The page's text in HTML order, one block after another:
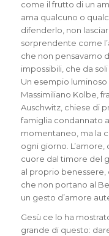
come il frutto di un
ama qualcuno o
difenderlo, non
sorprendente come
che non pensavamo
impossibili, che da
Un esempio
Massimiliano Kolbe,
Auschwitz, chiese di
famiglia condannato
momentaneo, ma la
ogni giorno. L’amore,
cuore dal timore del
al proprio
che non portano al
un gesto d’amore
Gesù ce lo ha
grande di questo: dare